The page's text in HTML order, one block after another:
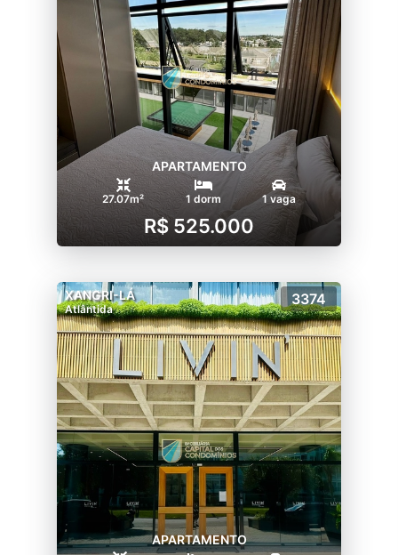
APARTAMENTO
27.07m² 1 dorm 1 vaga
R$ 525.000
XANGRI-LÁ
Atlântida
3374
APARTAMENTO